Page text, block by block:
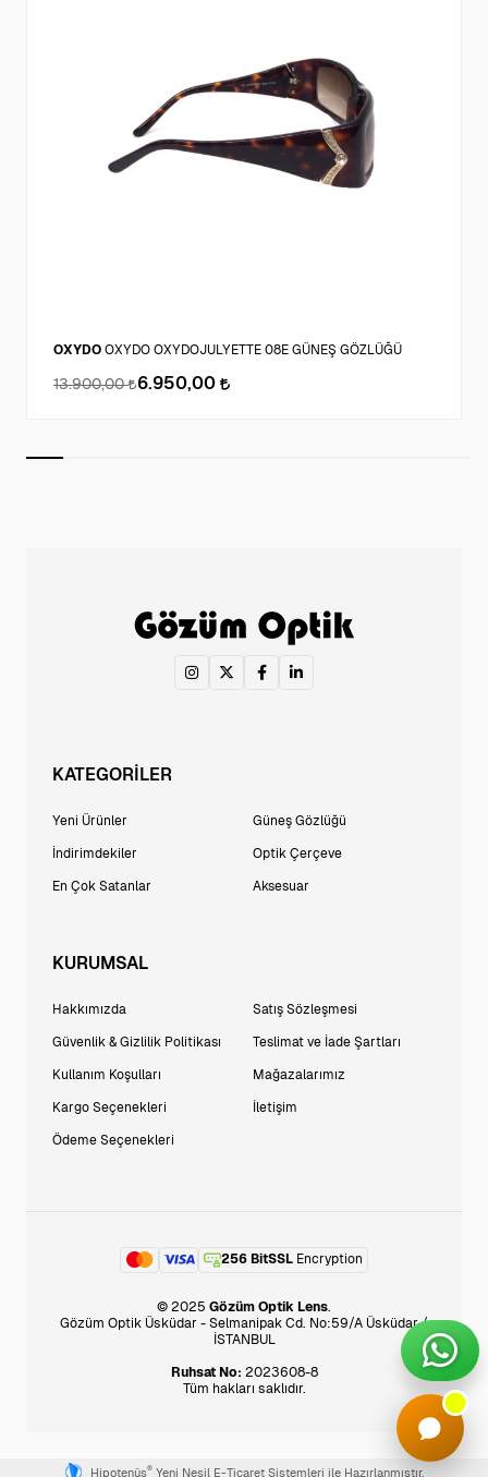
OXYDO OXYDO OXYDOJULYETTE 08E GÜNEŞ GÖZLÜĞÜ
13.900,00 6.950,00
KATEGORİLER
Yeni Ürünler
İndirimdekiler
En Çok Satanlar
Güneş Gözlüğü
Optik Çerçeve
Aksesuar
KURUMSAL
Hakkımızda
Güvenlik & Gizlilik Politikası
Kullanım Koşulları
Kargo Seçenekleri
Ödeme Seçenekleri
Satış Sözleşmesi
Teslimat ve İade Şartları
Mağazalarımız
İletişim
256 BitSSL Encryption
© 2025 Gözüm Optik Lens.
Gözüm Optik Üsküdar - Selmanipak Cd. No:59/A Üsküdar /
İSTANBUL
Ruhsat No: 2023608-8
Tüm hakları saklıdır.
Hipotenüs®Yeni Nesil E-Ticaret Sistemleri ile Hazırlanmıştır.